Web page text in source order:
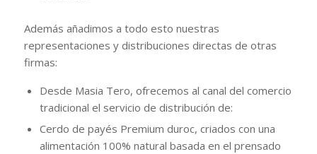
Además añadimos a todo esto nuestras
representaciones y distribuciones directas de otras
firmas:
Desde Masia Tero, ofrecemos al canal del comercio
tradicional el servicio de distribución de:
Cerdo de payés Premium duroc, criados con una
alimentación 100% natural basada en el prensado